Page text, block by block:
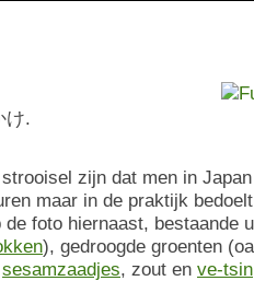
け.
zijn dat men in
maar in de praktijk
foto hiernaast, bestaande
), gedroogde groenten
sesamzaadjes, zout en ve-tsin